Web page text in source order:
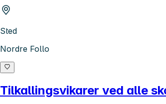
Sted
Nordre Follo
Tilkallingsvikarer ved alle